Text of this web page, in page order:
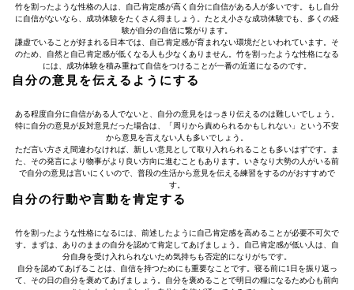
竹を割ったような性格の人は、自己肯定感が高く自分に自信がある人が多いです。もし自分
に自信がないなら、成功体験をたくさん得ましょう。たとえ小さな成功体験でも、多くの経
験が自分の自信に繋がります。
謙虚でいることが好まれる日本では、自己肯定感が育まれない環境だといわれています。そ
のため、自然と自己肯定感が低くなる人も少なくありません。竹を割ったような性格になる
には、成功体験を積み重ねて自信をつけることが一番の近道になるのです。
自分の意見を伝えるようにする
ある程度自分に自信がある人でないと、自分の意見をはっきり伝えるのは難しいでしょう。
特に自分の意見が反対意見だった場合は、「周りから責められるかもしれない」という不安
から意見を言えない人も多いでしょう。
ただ言い方さえ間違わなければ、新しい意見として取り入れられることも多いはずです。ま
た、その発言により物事がより良い方向に進むこともあります。いきなり大勢の人がいる前
で自分の意見は言いにくいので、普段の生活から意見を伝える練習をするのがおすすめで
す。
自分の行動や言動を肯定する
竹を割ったような性格になるには、前述したように自己肯定感を高めることが必要不可欠で
す。まずは、ありのままの自分を認めて肯定してあげましょう。自己肯定感が低い人は、自
分自身を受け入れられないため気持ちも否定的になりがちです。
自分を認めてあげることは、自信を持つためにも重要なことです。寝る前に1日を振り返っ
て、その日の自分を褒めてあげましょう。自分を褒めることで明日の糧になるため心も前向